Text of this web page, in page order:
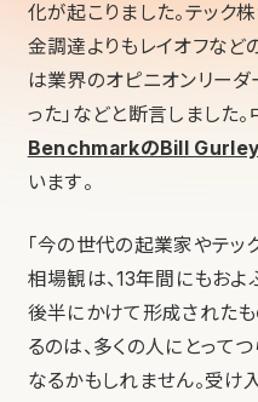
化が起こりました。テック
金調達よりもレイオフなど
は業界のオピニオンリーダ
った」などと断言しました
BenchmarkのBill
います。
「今の世代の起業家やテッ
相場観は、13年間にもおよ
後半にかけて形成されたも
るのは、多くの人にとってつ
なるかもしれません。受け